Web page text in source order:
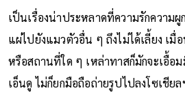
เป็นเรื่องน่าประหลาดที่ความรักความ
แผ่ไปยังแมวตัวอื่น ๆ ถึงไม่ได้เลี้ยง เ
หรือสถานที่ใด ๆ เหล่าทาสก็มักจะเอื้อ
เอ็นดู ไม่ก็ยกมือถือถ่ายรูปไปลงโซเชีย